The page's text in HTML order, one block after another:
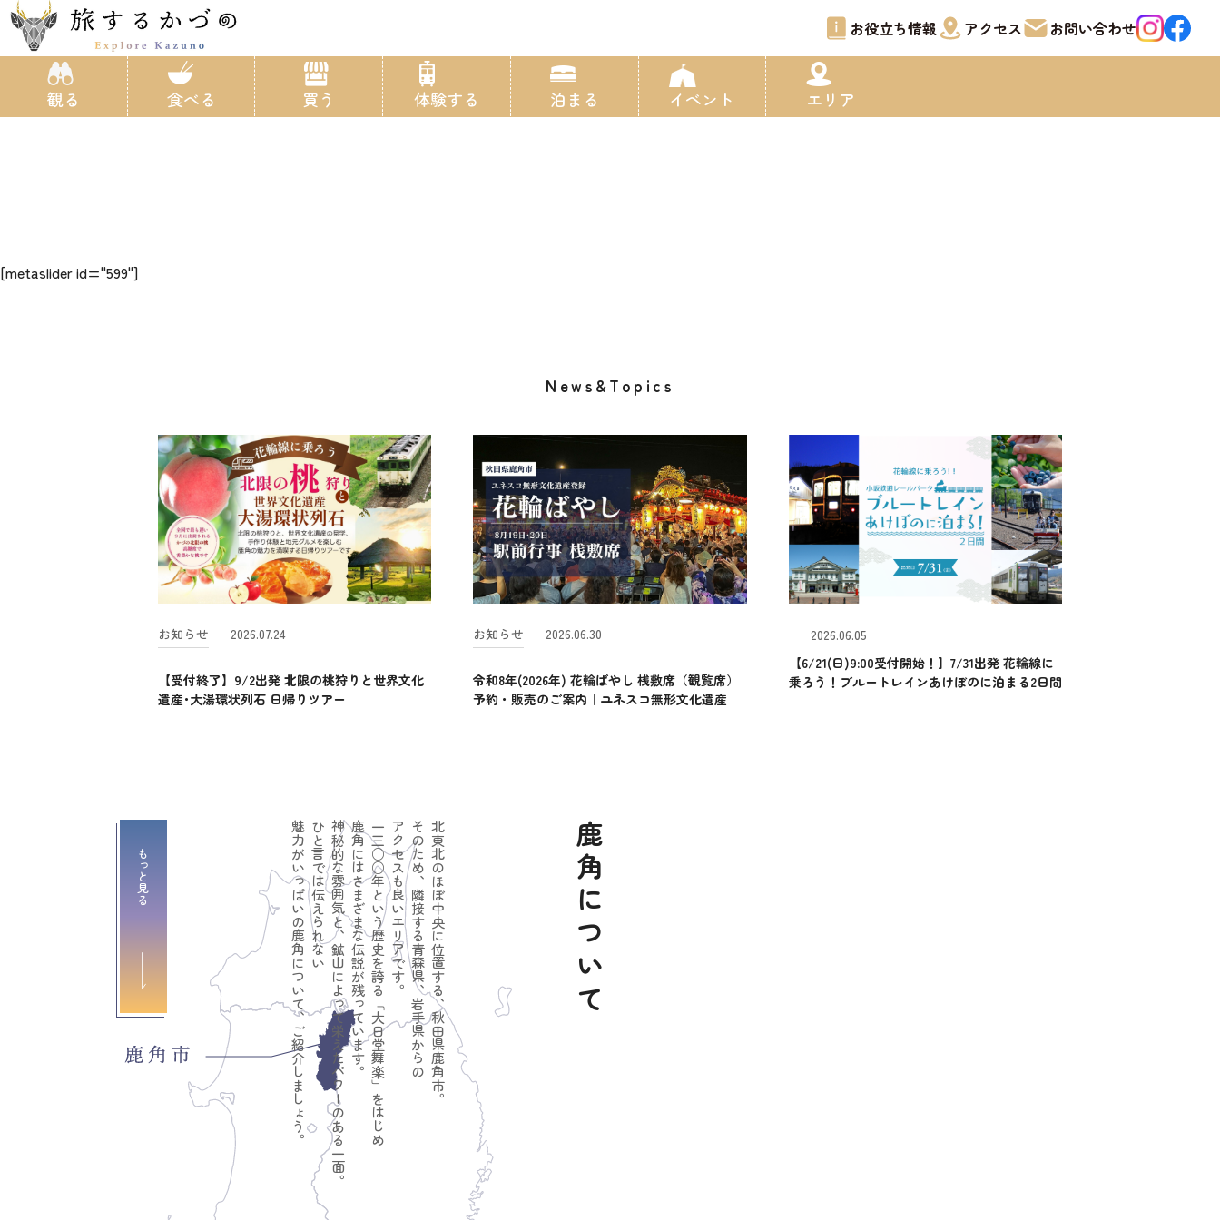
お役立ち情報 アクセス お問い合わせ
観る 食べる 買う 体験する 泊まる イベント エリア
[metaslider id="599"]
News&Topics
お知らせ 2026.07.24
【受付終了】9/2出発 北限の桃狩りと世界文化
遺産･大湯環状列石 日帰りツアー
お知らせ 2026.06.30
令和8年(2026年) 花輪ばやし 桟敷席（観覧席）
予約・販売のご案内｜ユネスコ無形文化遺産
2026.06.05
【6/21(日)9:00受付開始！】7/31出発 花輪線に
乗ろう！ブルートレインあけぼのに泊まる2日間
鹿角について
北東北のほぼ中央に位置する、秋田県鹿角市。
そのため、隣接する青森県、岩手県からの
アクセスも良いエリアです。
一三○○年という歴史を誇る「大日堂舞楽」をはじめ
鹿角にはさまざまな伝説が残っています。
神秘的な雰囲気と、鉱山によって栄えたパワーのある一面。
ひと言では伝えられない
魅力がいっぱいの鹿角について、ご紹介しましょう。
もっと見る